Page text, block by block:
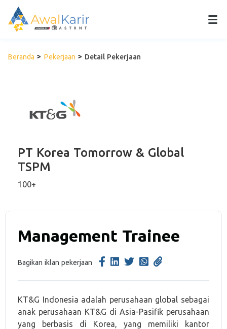
Beranda Pekerjaan Detail Pekerjaan
PT Korea Tomorrow & Global
TSPM
100+
Management Trainee
Bagikan iklan pekerjaan
KT&G Indonesia adalah perusahaan global sebagai
anak perusahaan KT&G di Asia-Pasifik perusahaan
yang berbasis di Korea, yang memiliki kantor